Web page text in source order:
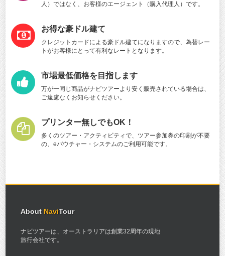
人）ではなく、お客様のエージェント（購入代理人）です。
お得な豪ドル建て
クレジットカードによる豪ドル建てになりますので、為替レー
トがお客様にとって有利なレートとなります。
市場最低価格を目指します
万が一同じ商品がナビツアーより安く販売されている場合は、
ご遠慮なくお知らせください。
プリンター無しでもOK！
多くのツアー・アクティビティで、ツアー参加券の印刷が不要
の、eバウチャー・システムのご利用可能です。
About NaviTour
ナビツアーは、オーストラリアは創業32周年の現地
旅行会社です。